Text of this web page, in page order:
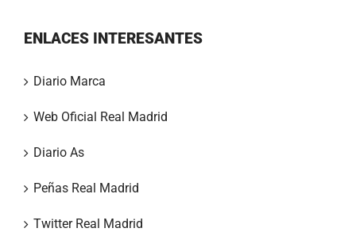
ENLACES INTERESANTES
Diario Marca
Web Oficial Real Madrid
Diario As
Peñas Real Madrid
Twitter Real Madrid